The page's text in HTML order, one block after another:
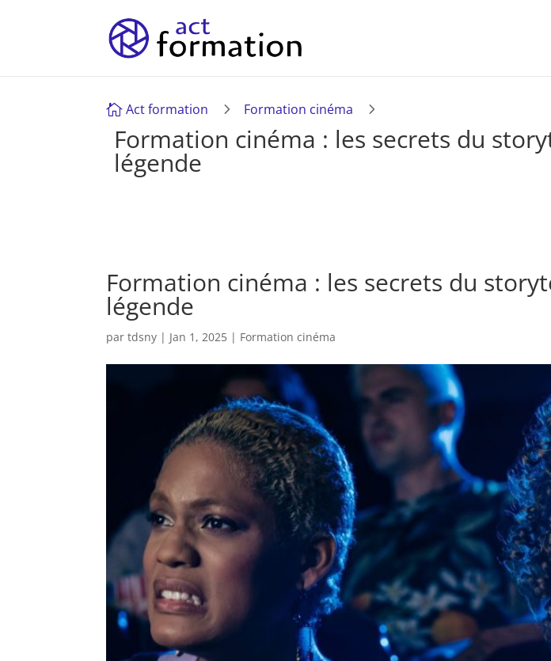
 Act formation 5 Formation cinéma 5
Formation cinéma : les secrets du
légende
Formation cinéma : les secrets du
légende
partdsny | Jan 1, 2025 | Formation cinéma